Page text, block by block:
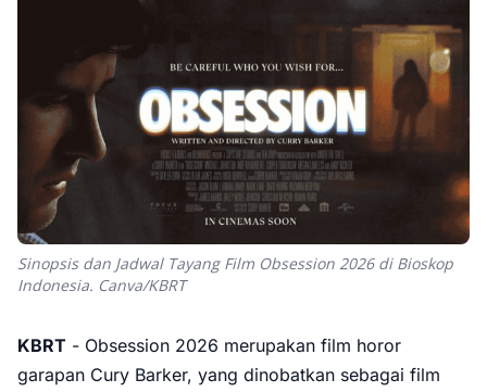
Sinopsis dan Jadwal Tayang Film Obsession 2026 di Bioskop
Indonesia. Canva/KBRT
KBRT - Obsession 2026 merupakan film horor
garapan Cury Barker, yang dinobatkan sebagai film